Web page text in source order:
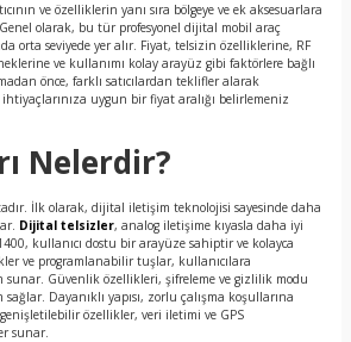
ve özelliklerin yanı sıra bölgeye ve ek aksesuarlara
olarak, bu tür profesyonel dijital mobil araç
orta seviyede yer alır. Fiyat, telsizin özelliklerine, RF
ve kullanımı kolay arayüz gibi faktörlere bağlı
önce, farklı satıcılardan teklifler alarak
ihtiyaçlarınıza uygun bir fiyat aralığı belirlemeniz
Nelerdir?
İlk olarak, dijital iletişim teknolojisi sayesinde daha
Dijital telsizler, analog iletişime kıyasla daha iyi
kullanıcı dostu bir arayüze sahiptir ve kolayca
ve programlanabilir tuşlar, kullanıcılara
sunar. Güvenlik özellikleri, şifreleme ve gizlilik modu
Dayanıklı yapısı, zorlu çalışma koşullarına
genişletilebilir özellikler, veri iletimi ve GPS
sunar.